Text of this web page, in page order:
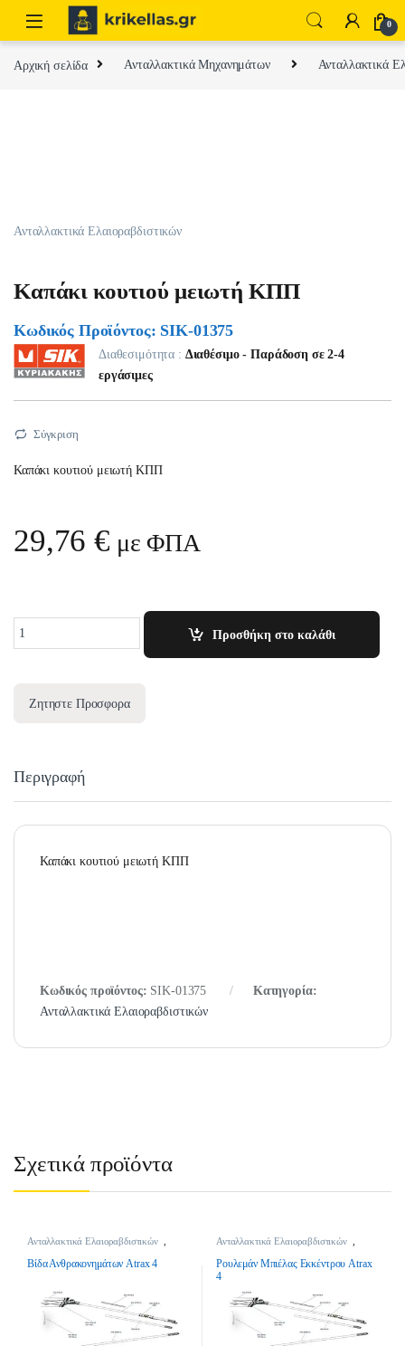
Skip to navigation
Skip to content
0
Αρχική σελίδα Ανταλλακτικά Μηχανημάτων Ανταλλακτικά
Ανταλλακτικά Ελαιοραβδιστικών
Καπάκι κουτιού μειωτή ΚΠΠ
Κωδικός Προϊόντος: SIK-01375
Διαθεσιμότητα : Διαθέσιμο - Παράδοση σε 2-4
εργάσιμες
Σύγκριση
Καπάκι κουτιού μειωτή ΚΠΠ
29,76€ με ΦΠΑ
Προσθήκη στο καλάθι
Ζητηστε Προσφορα
Περιγραφή
Καπάκι κουτιού μειωτή ΚΠΠ
Κωδικός προϊόντος: SIK-01375
Κατηγορία:
Ανταλλακτικά Ελαιοραβδιστικών
Σχετικά προϊόντα
Ανταλλακτικά Ελαιοραβδιστικών
Βίδα Ανθρακονημάτων Atrax 4
Ανταλλακτικά Ελαιοραβδιστικών
Ρουλεμάν Μπιέλας Εκκέντρου Atrax
4